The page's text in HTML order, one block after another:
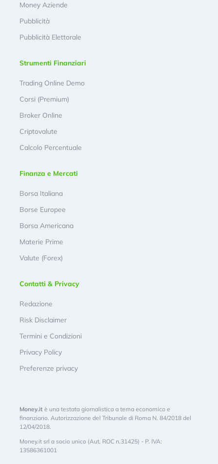
Money Aziende
Pubblicità
Pubblicità Elettorale
Strumenti Finanziari
Trading Online Demo
Corsi (Premium)
Broker Online
Criptovalute
Calcolo Percentuale
Finanza e Mercati
Borsa Italiana
Borse Europee
Borsa Americana
Materie Prime
Valute (Forex)
Contatti & Privacy
Redazione
Risk Disclaimer
Termini e Condizioni
Privacy Policy
Preferenze privacy
Money.it è una testata giornalistica a tema economico e
finanziario. Autorizzazione del Tribunale di Roma N. 84/2018 del
12/04/2018.
Money.it srl a socio unico (Aut. ROC n.31425) - P. IVA:
13586361001